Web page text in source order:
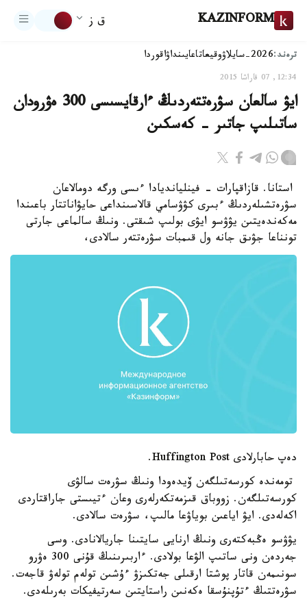
KAZINFORM ق ز
ترەند:2026-سايلاۋ وقيعاتاعايىنداۋاقوردا
12:34, 07 قاراشا 2015
ايۋ سالعان سۋرەتتەردىڭ ءارقايسىسى 300 ەۋرودان
ساتىلىپ جاتىر - كەسكىن
استانا. قازاقپارات - فينليانديادا ءىسى ورگە دومالاعان
سۋرەتشىلەردىڭ ءبىرى كۋۋسامي قالاسىنداعى حايۋاناتتار باعىندا
مەكەندەيتىن يۋۋسو ايۋى بولىپ شىقتى. ونىڭ سالماعى جارتى
تونناعا جۋىق جانە ول قىمبات سۋرەتتەر سالادى،
دەپ حابارلادى Huffington Post.
تومەندە كورسەتىلگەن ۆيدەودا ونىڭ سۋرەت سالۋى
كورسەتىلگەن. زووباق قىزمەتكەرلەرى وعان ءتيىستى جاراقتاردى
اكەلەدى. ايۋ اياعىن بوياۋعا مالىپ، سۋرەت سالادى.
يۋۋسو ەڭبەكتەرى ونىڭ ارنايى سايتىنا جاريالانادى. وسى
جەردەن ونى ساتىپ الۋعا بولادى. ءاربىرىنىڭ قۇنى 300 ەۋرو
سونىمەن قاتار پوشتا ارقىلى جەتكىزۋ ءۇشىن تولەم تولەۋ قاجەت.
سۋرەتتىڭ ءتۇپنۇسقا ەكەنىن راستايتىن سەرتيفيكات بەرىلەدى.